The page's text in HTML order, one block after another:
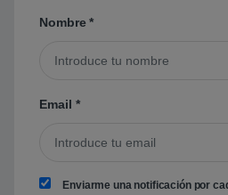
Nombre*
Email *
Enviarme una notificación por